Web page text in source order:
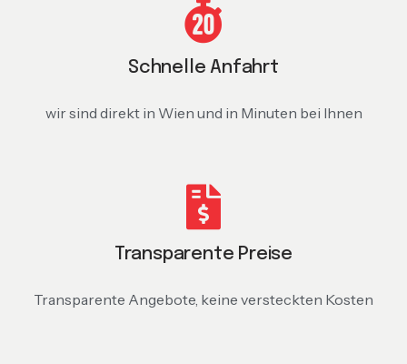
Schnelle Anfahrt
wir sind direkt in Wien und in Minuten bei Ihnen
Transparente Preise
Transparente Angebote, keine versteckten Kosten